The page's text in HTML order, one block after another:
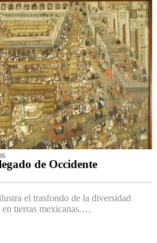
de Occidente
el trasfondo de la diversidad
tierras mexicanas.…